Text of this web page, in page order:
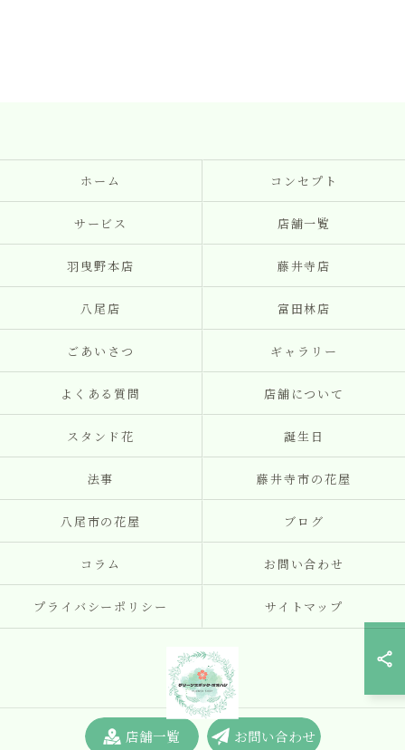
店舗一覧 お問い合わせ
ホーム コンセプト
サービス 店舗一覧
羽曳野本店 藤井寺店
八尾店 富田林店
ごあいさつ ギャラリー
よくある質問 店舗について
スタンド花 誕生日
法事 藤井寺市の花屋
八尾市の花屋 ブログ
コラム お問い合わせ
プライバシーポリシー サイトマップ
© 2026 大阪の花屋はグリーンエポック・オオハシ ALL RIGHTS RESERVED.